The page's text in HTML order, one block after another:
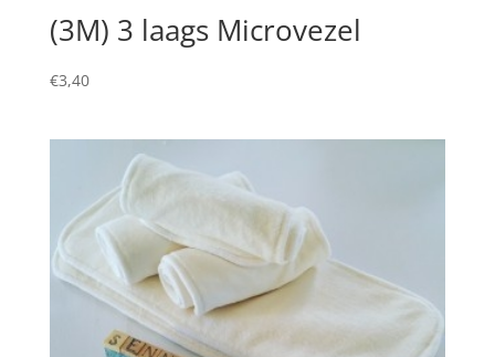
(3M) 3 laags Microvezel
€3,40